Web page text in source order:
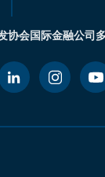
协会国际金融公司